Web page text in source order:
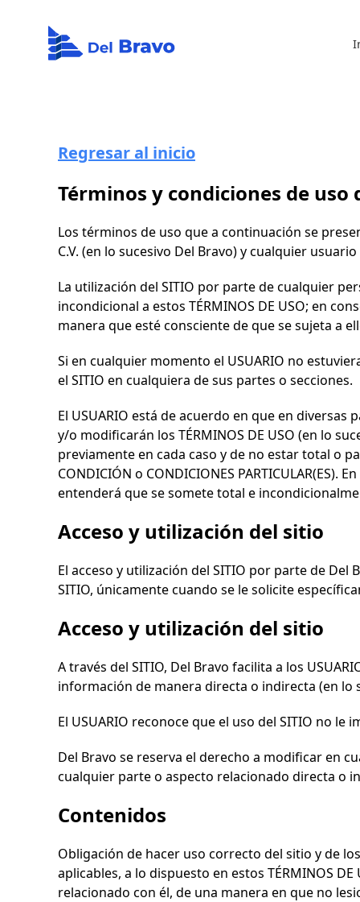
Regresar al inicio
Términos y condiciones de uso
Los términos de uso que a continuación se
C.V. (en lo sucesivo Del Bravo) y cualquier
La utilización del SITIO por parte de cualquier
incondicional a estos TÉRMINOS DE USO; en
manera que esté consciente de que se sujeta a
Si en cualquier momento el USUARIO no
el SITIO en cualquiera de sus partes o secciones.
El USUARIO está de acuerdo en que en
y/o modificarán los TÉRMINOS DE USO (en lo
previamente en cada caso y de no estar total o
CONDICIÓN o CONDICIONES PARTICULAR(ES).
entenderá que se somete total e
Acceso y utilización del sitio
El acceso y utilización del SITIO por parte de Del
SITIO, únicamente cuando se le solicite
Acceso y utilización del sitio
A través del SITIO, Del Bravo facilita a los
información de manera directa o indirecta (en lo
El USUARIO reconoce que el uso del SITIO no
Del Bravo se reserva el derecho a modificar en
cualquier parte o aspecto relacionado directa o
Contenidos
Obligación de hacer uso correcto del sitio y de
aplicables, a lo dispuesto en estos TÉRMINOS
relacionado con él, de una manera en que no